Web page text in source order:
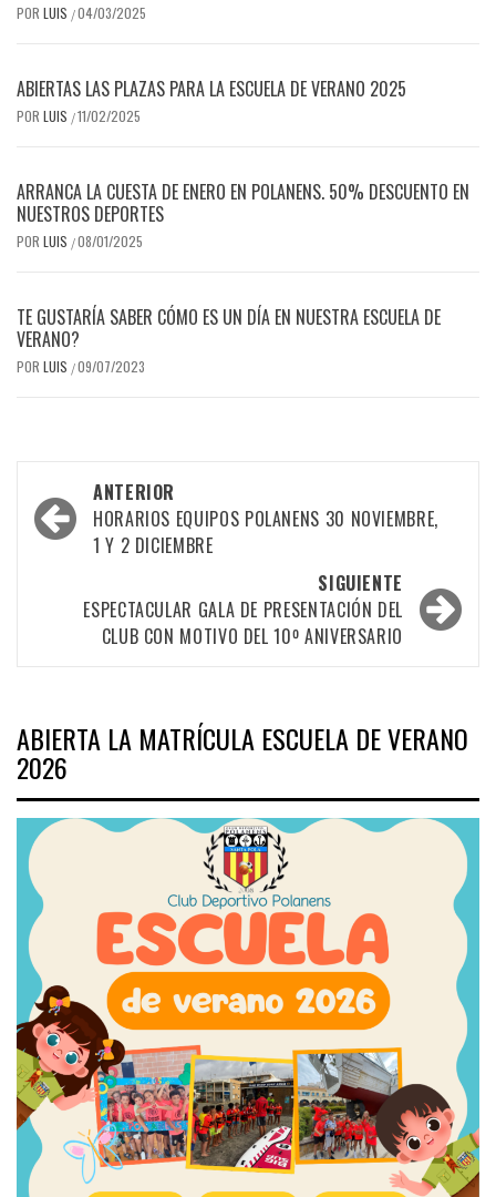
POR LUIS /04/03/2025
ABIERTAS LAS PLAZAS PARA LA ESCUELA DE VERANO 2025
POR LUIS /11/02/2025
ARRANCA LA CUESTA DE ENERO EN POLANENS. 50% DESCUENTO EN
NUESTROS DEPORTES
POR LUIS /08/01/2025
TE GUSTARÍA SABER CÓMO ES UN DÍA EN NUESTRA ESCUELA DE
VERANO?
POR LUIS /09/07/2023
Navegación
por
entradas
ANTERIOR
HORARIOS EQUIPOS POLANENS 30 NOVIEMBRE,
1 Y 2 DICIEMBRE
SIGUIENTE
ESPECTACULAR GALA DE PRESENTACIÓN DEL
CLUB CON MOTIVO DEL 10º ANIVERSARIO
ABIERTA LA MATRÍCULA ESCUELA DE VERANO
2026